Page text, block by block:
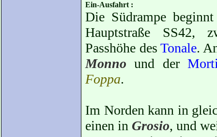
Ein-Ausfahrt :
Die Südrampe
Hauptstraße SS42,
Passhöhe desTonale.
Monno und der
Foppa.
Im Norden kann in
einen in Grosio, und